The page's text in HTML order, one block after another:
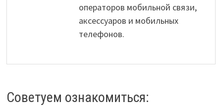
операторов мобильной связи,
аксессуаров и мобильных
телефонов.
Советуем ознакомиться: